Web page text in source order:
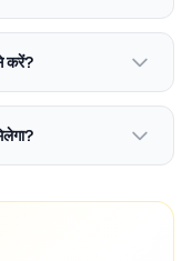
करें?